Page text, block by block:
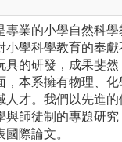
專業的小學自然科
學科學教育的奉獻
具的研發，成果斐
，本系擁有物理、
人才。我們以先進
與師徒制的專題研
際論文。